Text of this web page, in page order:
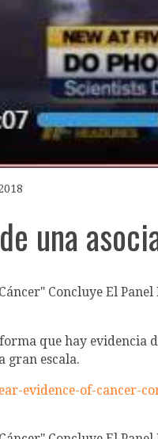
una
Concluye El
que hay evidencia
gran escala.
evidence-of-cancer-